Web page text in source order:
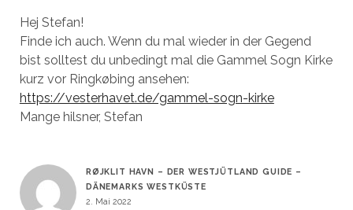
Hej Stefan!
Finde ich auch. Wenn du mal wieder in der Gegend
bist solltest du unbedingt mal die Gammel Sogn Kirke
kurz vor Ringkøbing ansehen:
https://vesterhavet.de/gammel-sogn-kirke
Mange hilsner, Stefan
RØJKLIT HAVN – DER WESTJÜTLAND GUIDE –
DÄNEMARKS WESTKÜSTE
2. Mai 2022